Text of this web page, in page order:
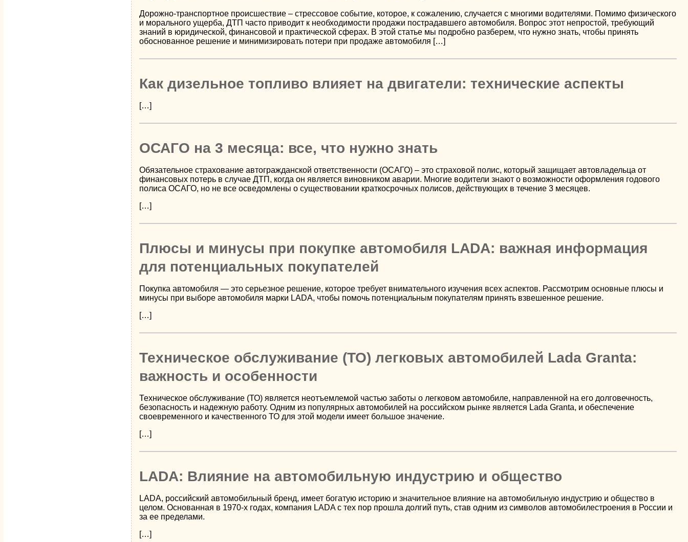
Дорожно-транспортное происшествие – стрессовое событие, которое, к сожалению, случается с многими водителями. Помимо физического
и морального ущерба, ДТП часто приводит к необходимости продажи пострадавшего автомобиля. Вопрос этот непростой, требующий
знаний в юридической, финансовой и практической сферах. В этой статье мы подробно разберем, что нужно знать, чтобы принять
обоснованное решение и минимизировать потери при продаже автомобиля […]
Как дизельное топливо влияет на двигатели: технические аспекты
[…]
ОСАГО на 3 месяца: все, что нужно знать
Обязательное страхование автогражданской ответственности (ОСАГО) – это страховой полис, который защищает автовладельца от
финансовых потерь в случае ДТП, когда он является виновником аварии. Многие водители знают о возможности оформления годового
полиса ОСАГО, но не все осведомлены о существовании краткосрочных полисов, действующих в течение 3 месяцев.
[…]
Плюсы и минусы при покупке автомобиля LADA: важная информация
для потенциальных покупателей
Покупка автомобиля — это серьезное решение, которое требует внимательного изучения всех аспектов. Рассмотрим основные плюсы и
минусы при выборе автомобиля марки LADA, чтобы помочь потенциальным покупателям принять взвешенное решение.
[…]
Техническое обслуживание (ТО) легковых автомобилей Lada Granta:
важность и особенности
Техническое обслуживание (ТО) является неотъемлемой частью заботы о легковом автомобиле, направленной на его долговечность,
безопасность и надежную работу. Одним из популярных автомобилей на российском рынке является Lada Granta, и обеспечение
своевременного и качественного ТО для этой модели имеет большое значение.
[…]
LADA: Влияние на автомобильную индустрию и общество
LADA, российский автомобильный бренд, имеет богатую историю и значительное влияние на автомобильную индустрию и общество в
целом. Основанная в 1970-х годах, компания LADA с тех пор прошла долгий путь, став одним из символов автомобилестроения в России и
за ее пределами.
[…]